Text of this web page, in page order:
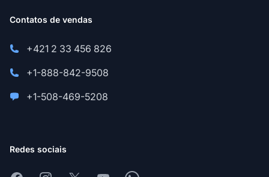
Contatos de vendas
+421 2 33 456 826
+1-888-842-9508
+1-508-469-5208
Redes sociais